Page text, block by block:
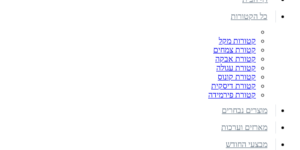
כל הקטורות
קטורות מקל
קטורת צמחים
קטורת אבקה
קטורת עגולה
קטורת קונוס
קטורת דיסקית
קטורת פירמידה
מוצרים נבחרים
מארזים וערכות
מבצעי החודש